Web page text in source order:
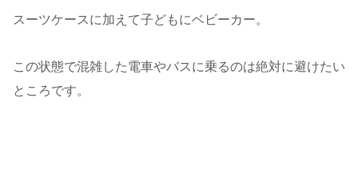
スーツケースに加えて子どもにベビーカー。
この状態で混雑した電車やバスに乗るのは絶対に避けたい
ところです。